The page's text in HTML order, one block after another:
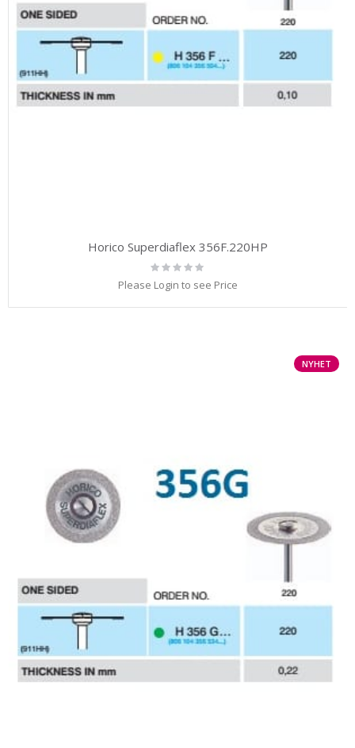
Horico Superdiaflex 356F.220HP
Rating:
0%
Please Login to see Price
NYHET